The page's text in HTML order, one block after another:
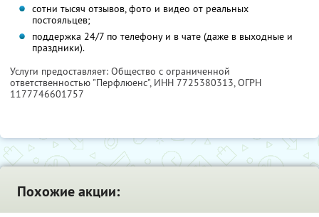
сотни тысяч отзывов, фото и видео от реальных
постояльцев;
поддержка 24/7 по телефону и в чате (даже в выходные и
праздники).
Услуги предоставляет: Общество с ограниченной
ответственностью "Перфлюенс", ИНН 7725380313, ОГРН
1177746601757
Похожие акции: